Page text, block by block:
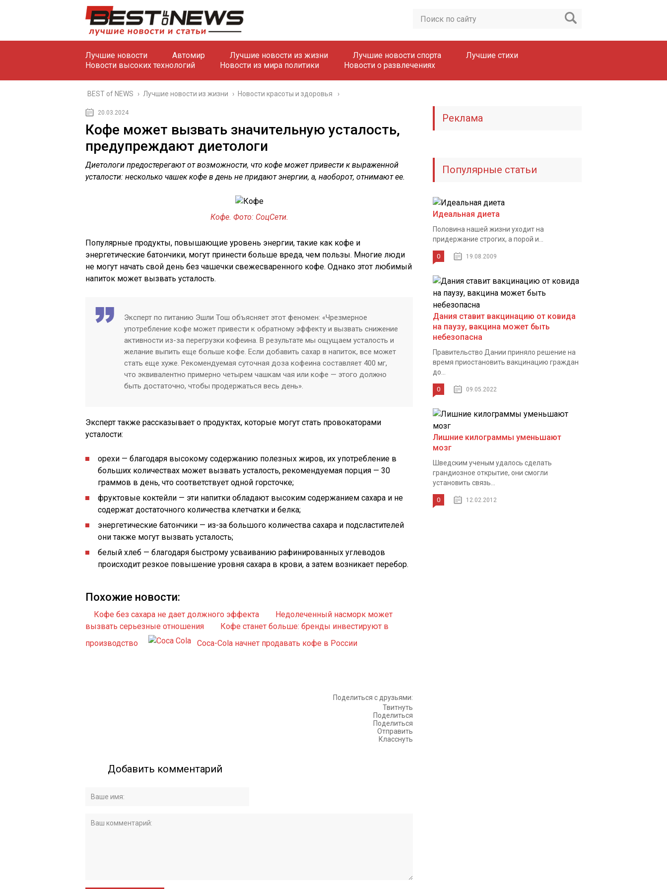
Лучшие новости Автомир Лучшие новости из жизни Лучшие новости спорта
Лучшие стихи
Новости высоких технологий
Новости из мира политики Новости о развлечениях
BEST of NEWS › Лучшие новости из жизни › Новости красоты и здоровья
20.03.2024
Кофе может вызвать значительную усталость,
предупреждают диетологи
Диетологи предостерегают от возможности, что кофе может привести к выраженной
усталости: несколько чашек кофе в день не придают энергии, а, наоборот, отнимают ее.
Кофе. Фото: СоцСети.
Популярные продукты, повышающие уровень энергии, такие как кофе и
энергетические батончики, могут принести больше вреда, чем пользы. Многие люди
не могут начать свой день без чашечки свежесваренного кофе. Однако этот любимый
напиток может вызвать усталость.
Эксперт по питанию Эшли Тош объясняет этот феномен: «Чрезмерное
употребление кофе может привести к обратному эффекту и вызвать снижение
активности из-за перегрузки кофеина. В результате мы ощущаем усталость и
желание выпить еще больше кофе. Если добавить сахар в напиток, все может
стать еще хуже. Рекомендуемая суточная доза кофеина составляет 400 мг,
что эквивалентно примерно четырем чашкам чая или кофе — этого должно
быть достаточно, чтобы продержаться весь день».
Эксперт также рассказывает о продуктах, которые могут стать провокаторами
усталости:
орехи — благодаря высокому содержанию полезных жиров, их употребление в
больших количествах может вызвать усталость, рекомендуемая порция — 30
граммов в день, что соответствует одной горсточке;
фруктовые коктейли — эти напитки обладают высоким содержанием сахара и не
содержат достаточного количества клетчатки и белка;
энергетические батончики — из-за большого количества сахара и подсластителей
они также могут вызвать усталость;
белый хлеб — благодаря быстрому усваиванию рафинированных углеводов
происходит резкое повышение уровня сахара в крови, а затем возникает перебор.
Похожие новости:
Кофе без сахара не дает должного эффекта
Недолеченный насморк может
вызвать серьезные отношения
Кофе станет больше: бренды инвестируют в
производство
Coca-Cola начнет продавать кофе в России
Поделиться с друзьями:
Твитнуть
Поделиться
Поделиться
Отправить
Класснуть
Добавить комментарий
Реклама
Популярные статьи
Идеальная диета
Половина нашей жизни уходит на
придержание строгих, а порой и...
0 19.08.2009
Дания ставит вакцинацию от ковида
на паузу, вакцина может быть
небезопасна
Правительство Дании приняло решение на
время приостановить вакцинацию граждан
до...
0 09.05.2022
Лишние килограммы уменьшают
мозг
Шведским ученым удалось сделать
грандиозное открытие, они смогли
установить связь...
0 12.02.2012